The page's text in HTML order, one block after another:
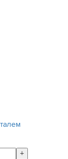
+